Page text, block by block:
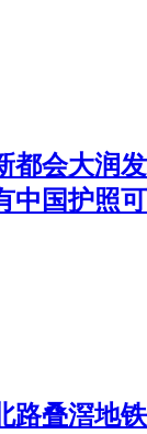
都会大润发
中国护照可
路叠滘地铁